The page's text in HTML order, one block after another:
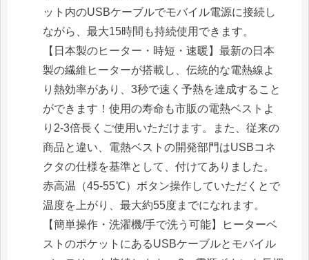
ット内のUSBケーブルでモバイル電源に接続し
ながら、最大15時間も持続使用できます。
【日本製のヒーター・時短・速暖】最新の日本
製の繊維ヒーターが搭載し、伝統的な電熱線よ
り熱効率があり、3秒で速く予熱を達成すること
ができます！使用の寿命も市販の電熱ベストよ
り2-3倍長くご使用いただけます。また、従来の
商品と違い、電熱ベストの開発部門はUSBコネ
クタの仕様を基準として、付けてありました。
赤高温（45-55℃）ボタン操作していただくとで
温度を上がり、最大約55度までになれます。
【簡単操作・洗濯機/手で洗う可能】ヒーターベ
ストのポケットにあるUSBケーブルとモバイル